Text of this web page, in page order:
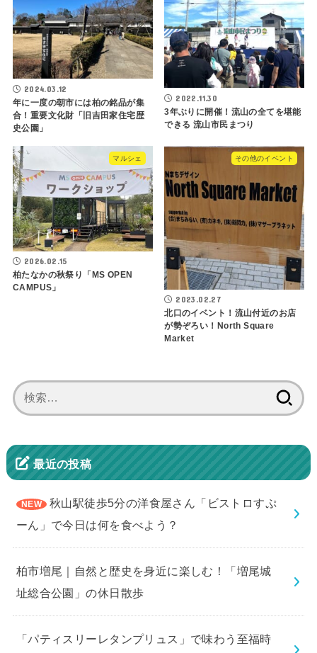
2024.03.12
年に一度の朝市には柏の銘品が集
合！重要文化財「旧吉田家住宅歴
史公園」
2022.11.30
3年ぶりに開催！流山の全てを堪能
できる 流山市民まつり
マルシェ
2026.02.15
柏たなかの秋祭り「MS OPEN
CAMPUS」
その他のイベント
2023.02.27
北口のイベント！流山付近のお店
が勢ぞろい！North Square
Market
索:
最近の投稿
秋山駅徒歩5分の洋食屋さん「ビストロすぷ
ーん」で今日は何を食べよう？
柏市増尾｜自然と歴史を身近に楽しむ！「増尾城
址総合公園」の休日散歩
「パティスリーレタンプリュス」で味わう至福時